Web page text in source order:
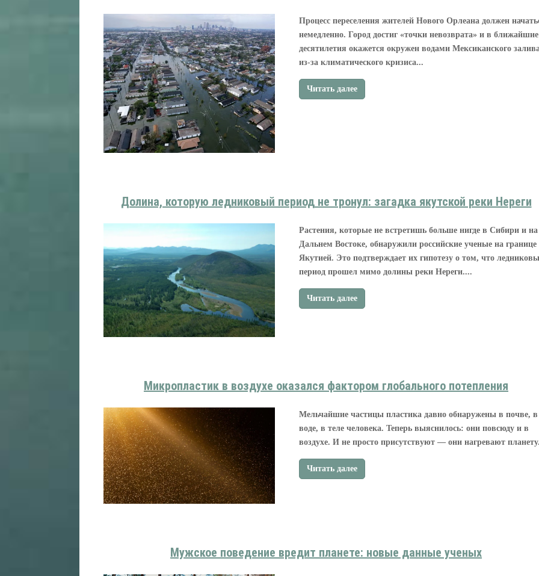
Процесс переселения жителей Нового Орлеана должен
немедленно. Город достиг «точки невозврата» и в ближайшие
десятилетия окажется окружен водами Мексиканского
из-за климатического кризиса...
Читать далее
Долина, которую ледниковый период не тронул: загадка якутской реки Нереги
Растения, которые не встретишь больше нигде в Сибири и на
Дальнем Востоке, обнаружили российские ученые на границе
Якутией. Это подтверждает их гипотезу о том, что
период прошел мимо долины реки Нереги....
Читать далее
Микропластик в воздухе оказался фактором глобального потепления
Мельчайшие частицы пластика давно обнаружены в почве, в
воде, в теле человека. Теперь выяснилось: они повсюду и в
воздухе. И не просто присутствуют — они нагревают
Читать далее
Мужское поведение вредит планете: новые данные ученых